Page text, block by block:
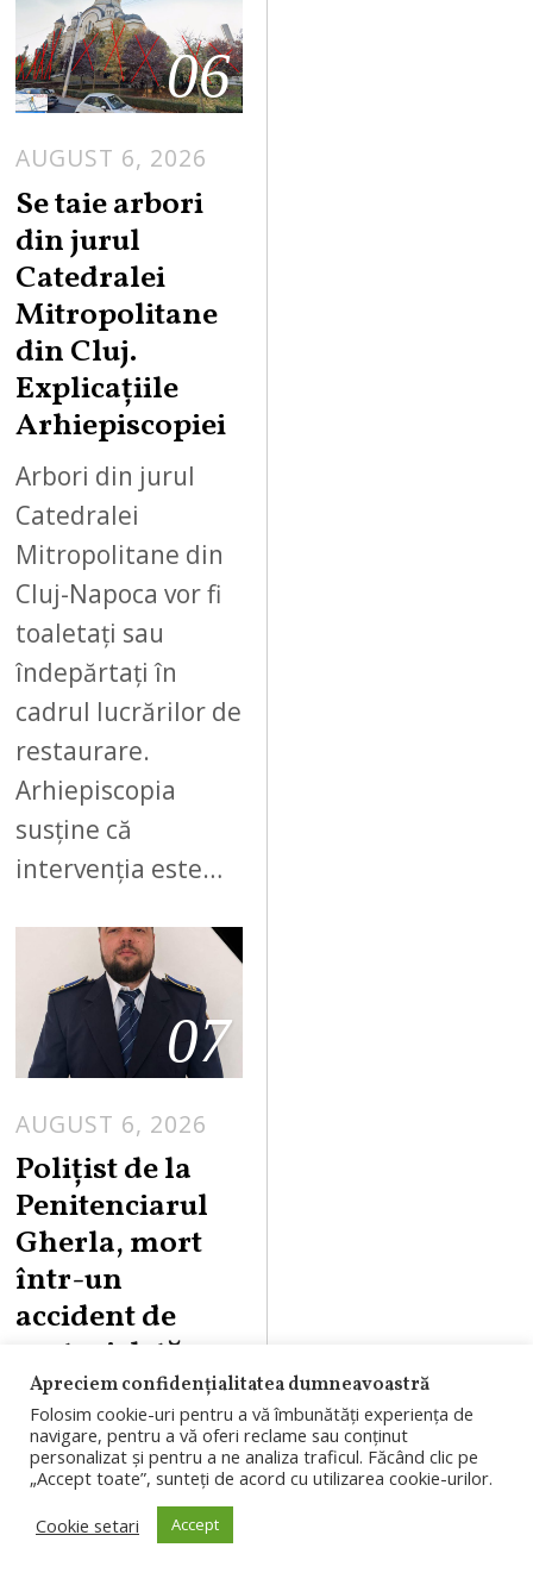
06
AUGUST 6, 2026
Se taie arbori
din jurul
Catedralei
Mitropolitane
din Cluj.
Explicațiile
Arhiepiscopiei
Arbori din jurul
Catedralei
Mitropolitane din
Cluj-Napoca vor fi
toaletați sau
îndepărtați în
cadrul lucrărilor de
restaurare.
Arhiepiscopia
susține că
intervenția este…
07
AUGUST 6, 2026
Polițist de la
Penitenciarul
Gherla, mort
într-un
accident de
motocicletă pe
DN1
Un polițist de
penitenciare în
vârstă de 36 de
Apreciem confidențialitatea dumneavoastră
Folosim cookie-uri pentru a vă îmbunătăți experiența de
navigare, pentru a vă oferi reclame sau conținut
personalizat și pentru a ne analiza traficul. Făcând clic pe
„Accept toate”, sunteți de acord cu utilizarea cookie-urilor.
Cookie setari
Accept